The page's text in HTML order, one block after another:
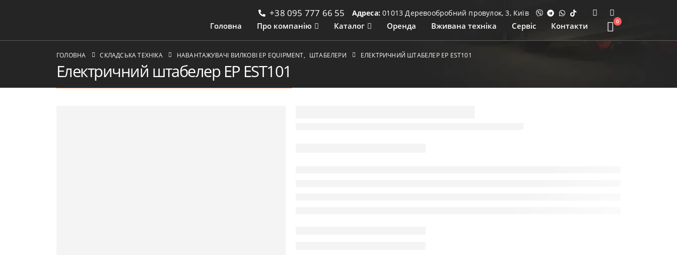
+38 095 777 66 55 Адреса: 01013 Деревообробний провулок, 3, Київ
Головна Про компанію Каталог Оренда Вживана техніка Сервіс Контакти 0
ГОЛОВНА СКЛАДСЬКА ТЕХНІКА НАВАНТАЖУВАЧІ ВИЛКОВІ ЕР EQUIPMENT, ШТАБЕЛЕРИ ЕЛЕКТРИЧНИЙ ШТАБЕЛЕР EP EST101
Електричний штабелер EP EST101